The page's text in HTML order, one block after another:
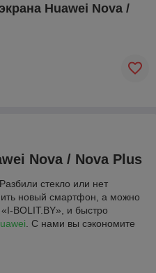
Huawei Nova /
Nova / Nova Plus
стекло или нет
новый смартфон, а можно
BOLIT.BY», и быстро
. С нами вы сэкономите